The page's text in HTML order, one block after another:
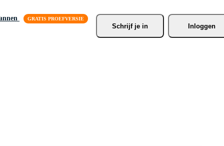
Schrijf je in Inloggen